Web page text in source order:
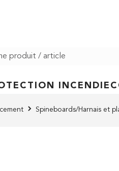
INCENDIE
Spineboards/Harnais et